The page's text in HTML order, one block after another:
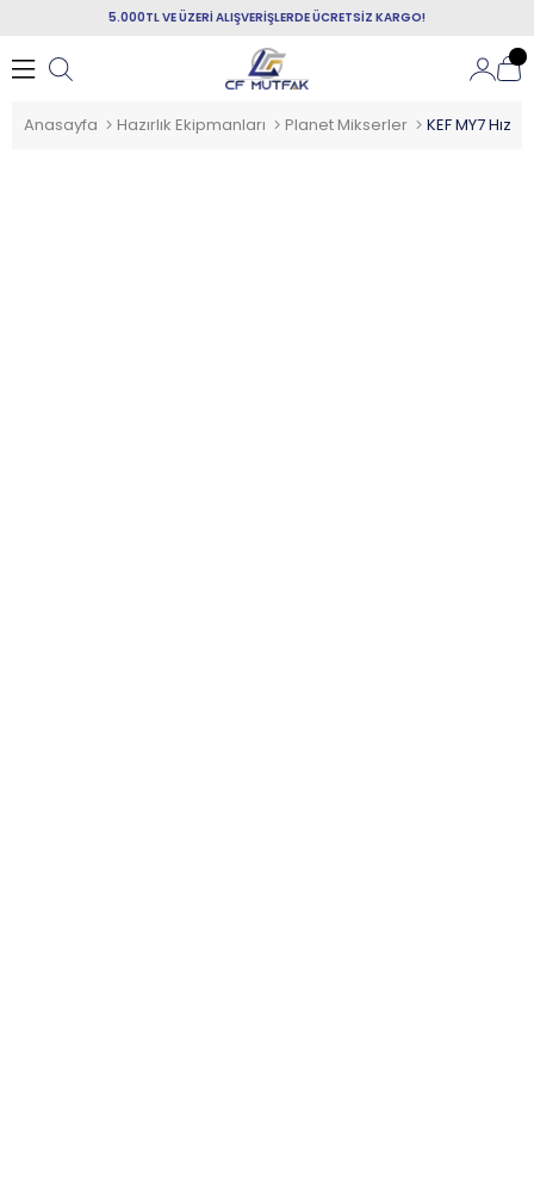
5.000TL VE ÜZERİ ALIŞVERİŞLERDE ÜCRETSİZ KARGO!
Anasayfa Hazırlık Ekipmanları Planet Mikserler